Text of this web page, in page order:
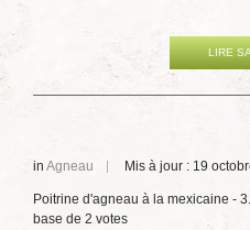
LIRE
in Agneau Mis à jour : 19
Poitrine d'agneau à la mexicaine -
base de 2 votes